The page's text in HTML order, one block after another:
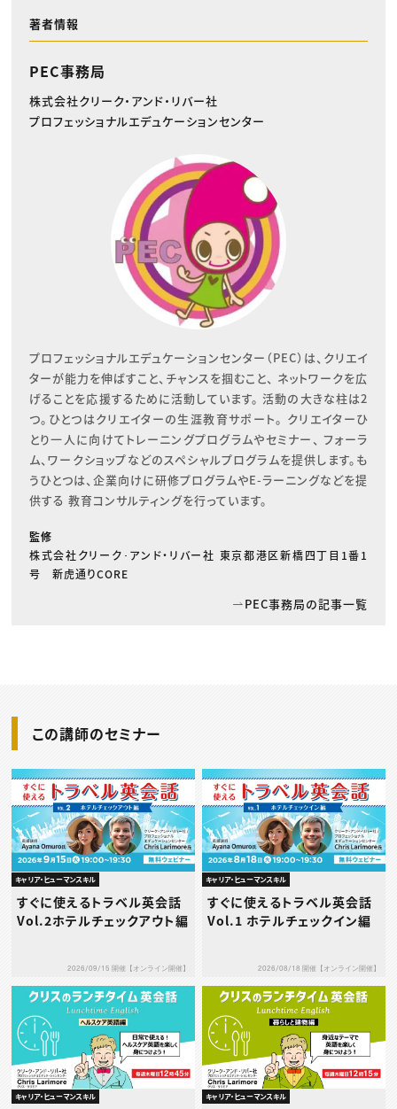
著者情報
PEC事務局
株式会社クリーク・アンド・リバー社
プロフェッショナルエデュケーションセンター
プロフェッショナルエデュケーションセンター（PEC）は、クリエイ
ターが能力を伸ばすこと、チャンスを掴むこと、 ネットワークを広
げることを応援するために活動しています。 活動の大きな柱は2
つ。ひとつはクリエイターの生涯教育サポート。 クリエイターひ
とり一人に向けてトレーニングプログラムやセミナー、 フォーラ
ム、ワークショップなどのスペシャルプログラムを提供します。も
うひとつは、企業向けに研修プログラムやE-ラーニングなどを提
供する 教育コンサルティングを行っています。
監修
株式会社クリーク･アンド・リバー社 東京都港区新橋四丁目1番1
号 新虎通りCORE
PEC事務局の記事一覧
この講師のセミナー
キャリア・ヒューマンスキル
すぐに使えるトラベル英会話
Vol.2ホテルチェックアウト編
2026/09/15 開催【オンライン開催】
キャリア・ヒューマンスキル
すぐに使えるトラベル英会話
Vol.1 ホテルチェックイン編
2026/08/18 開催【オンライン開催】
キャリア・ヒューマンスキル キャリア・ヒューマンスキル